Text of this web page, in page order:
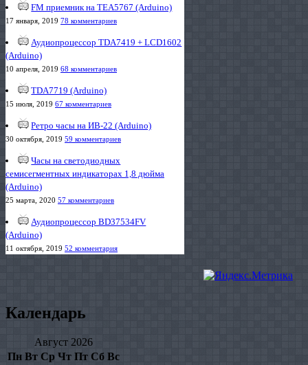
FM приемник на TEA5767 (Arduino)
17 января, 2019 78 комментариев
Аудиопроцессор TDA7419 + LCD1602
(Arduino)
10 апреля, 2019 68 комментариев
TDA7719 (Arduino)
15 июля, 2019 67 комментариев
Ретро часы на ИВ-22 (Arduino)
30 октября, 2019 59 комментариев
Часы на светодиодных
семисегментных индикаторах 1,8 дюйма
(Arduino)
25 марта, 2020 57 комментариев
Аудиопроцессор BD37534FV
(Arduino)
11 октября, 2019 52 комментария
Календарь
Август 2026
Пн Вт Ср Чт Пт Сб Вс